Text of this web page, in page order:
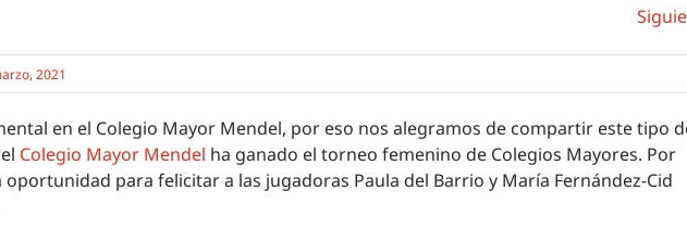
2021
en el Colegio Mayor Mendel, por eso nos alegramos de compartir este tipo
Colegio Mayor Mendel ha ganado el torneo femenino de Colegios Mayores. Por
para felicitar a las jugadoras Paula del Barrio y María Fernández-Cid